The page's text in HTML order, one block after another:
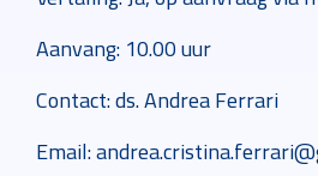
Aanvang: 10.00 uur
Contact: ds. Andrea Ferrari
Email: